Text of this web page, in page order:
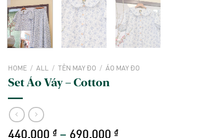
HOME / ALL / TẺN MAY ĐO / ÁO MAY ĐO
Set Áo Váy – Cotton
440.000 ₫ – 690.000 ₫Price